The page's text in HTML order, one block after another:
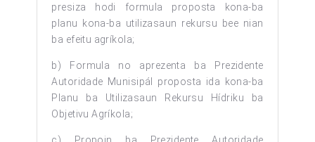
presiza hodi formula proposta kona-ba
planu kona-ba utilizasaun rekursu bee nian
ba efeitu agríkola;
b) Formula no aprezenta ba Prezidente
Autoridade Munisipál proposta ida kona-ba
Planu ba Utilizasaun Rekursu Hídriku ba
Objetivu Agríkola;